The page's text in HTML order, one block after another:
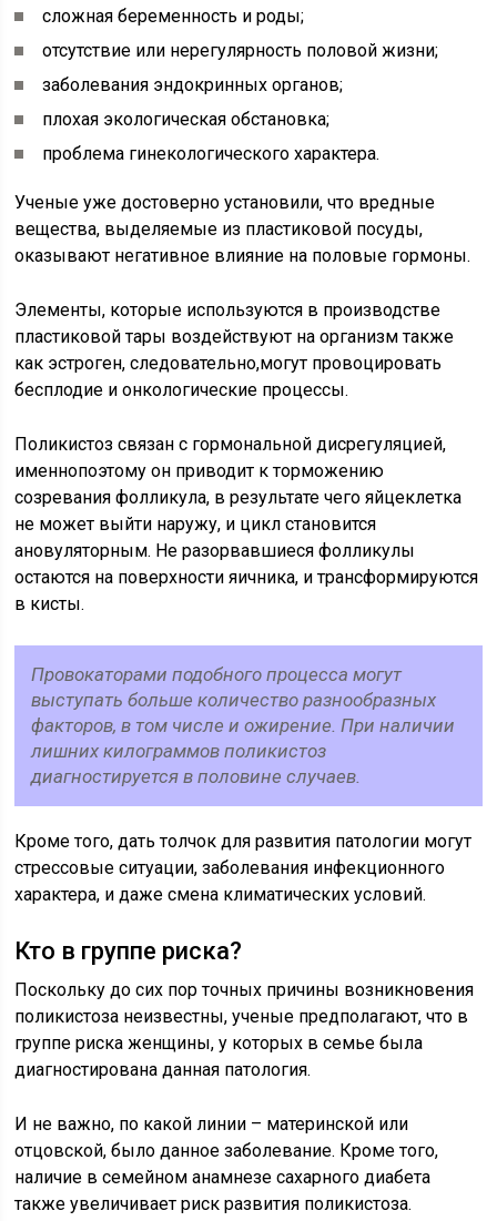
сложная беременность и роды;
отсутствие или нерегулярность половой жизни;
заболевания эндокринных органов;
плохая экологическая обстановка;
проблема гинекологического характера.
Ученые уже достоверно установили, что вредные
вещества, выделяемые из пластиковой посуды,
оказывают негативное влияние на половые гормоны.
Элементы, которые используются в производстве
пластиковой тары воздействуют на организм также
как эстроген, следовательно,могут провоцировать
бесплодие и онкологические процессы.
Поликистоз связан с гормональной дисрегуляцией,
именнопоэтому он приводит к торможению
созревания фолликула, в результате чего яйцеклетка
не может выйти наружу, и цикл становится
ановуляторным. Не разорвавшиеся фолликулы
остаются на поверхности яичника, и трансформируются
в кисты.
Провокаторами подобного процесса могут
выступать больше количество разнообразных
факторов, в том числе и ожирение. При наличии
лишних килограммов поликистоз
диагностируется в половине случаев.
Кроме того, дать толчок для развития патологии могут
стрессовые ситуации, заболевания инфекционного
характера, и даже смена климатических условий.
Кто в группе риска?
Поскольку до сих пор точных причины возникновения
поликистоза неизвестны, ученые предполагают, что в
группе риска женщины, у которых в семье была
диагностирована данная патология.
И не важно, по какой линии – материнской или
отцовской, было данное заболевание. Кроме того,
наличие в семейном анамнезе сахарного диабета
также увеличивает риск развития поликистоза.